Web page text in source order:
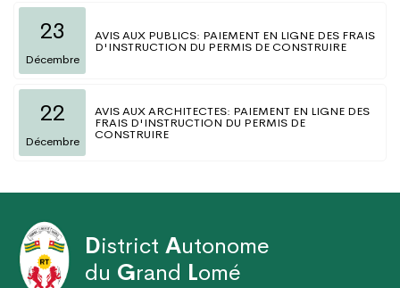
23
Décembre
AVIS AUX PUBLICS: PAIEMENT EN LIGNE DES FRAIS
D'INSTRUCTION DU PERMIS DE CONSTRUIRE
22
Décembre
AVIS AUX ARCHITECTES: PAIEMENT EN LIGNE DES
FRAIS D'INSTRUCTION DU PERMIS DE
CONSTRUIRE
District Autonome
du Grand Lomé